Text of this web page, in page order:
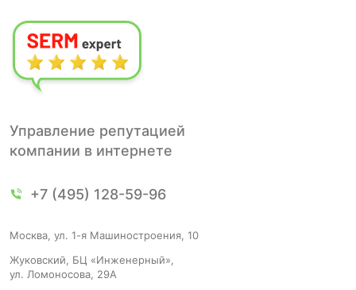
Управление репутацией
компании в интернете
+7 (495) 128-59-96
Москва, ул. 1-я Машиностроения, 10
Жуковский, БЦ «Инженерный»,
ул. Ломоносова, 29А